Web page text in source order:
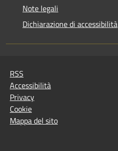
Note legali
Dichiarazione di accessibilità
RSS
Accessibilità
Privacy
Cookie
Mappa del sito